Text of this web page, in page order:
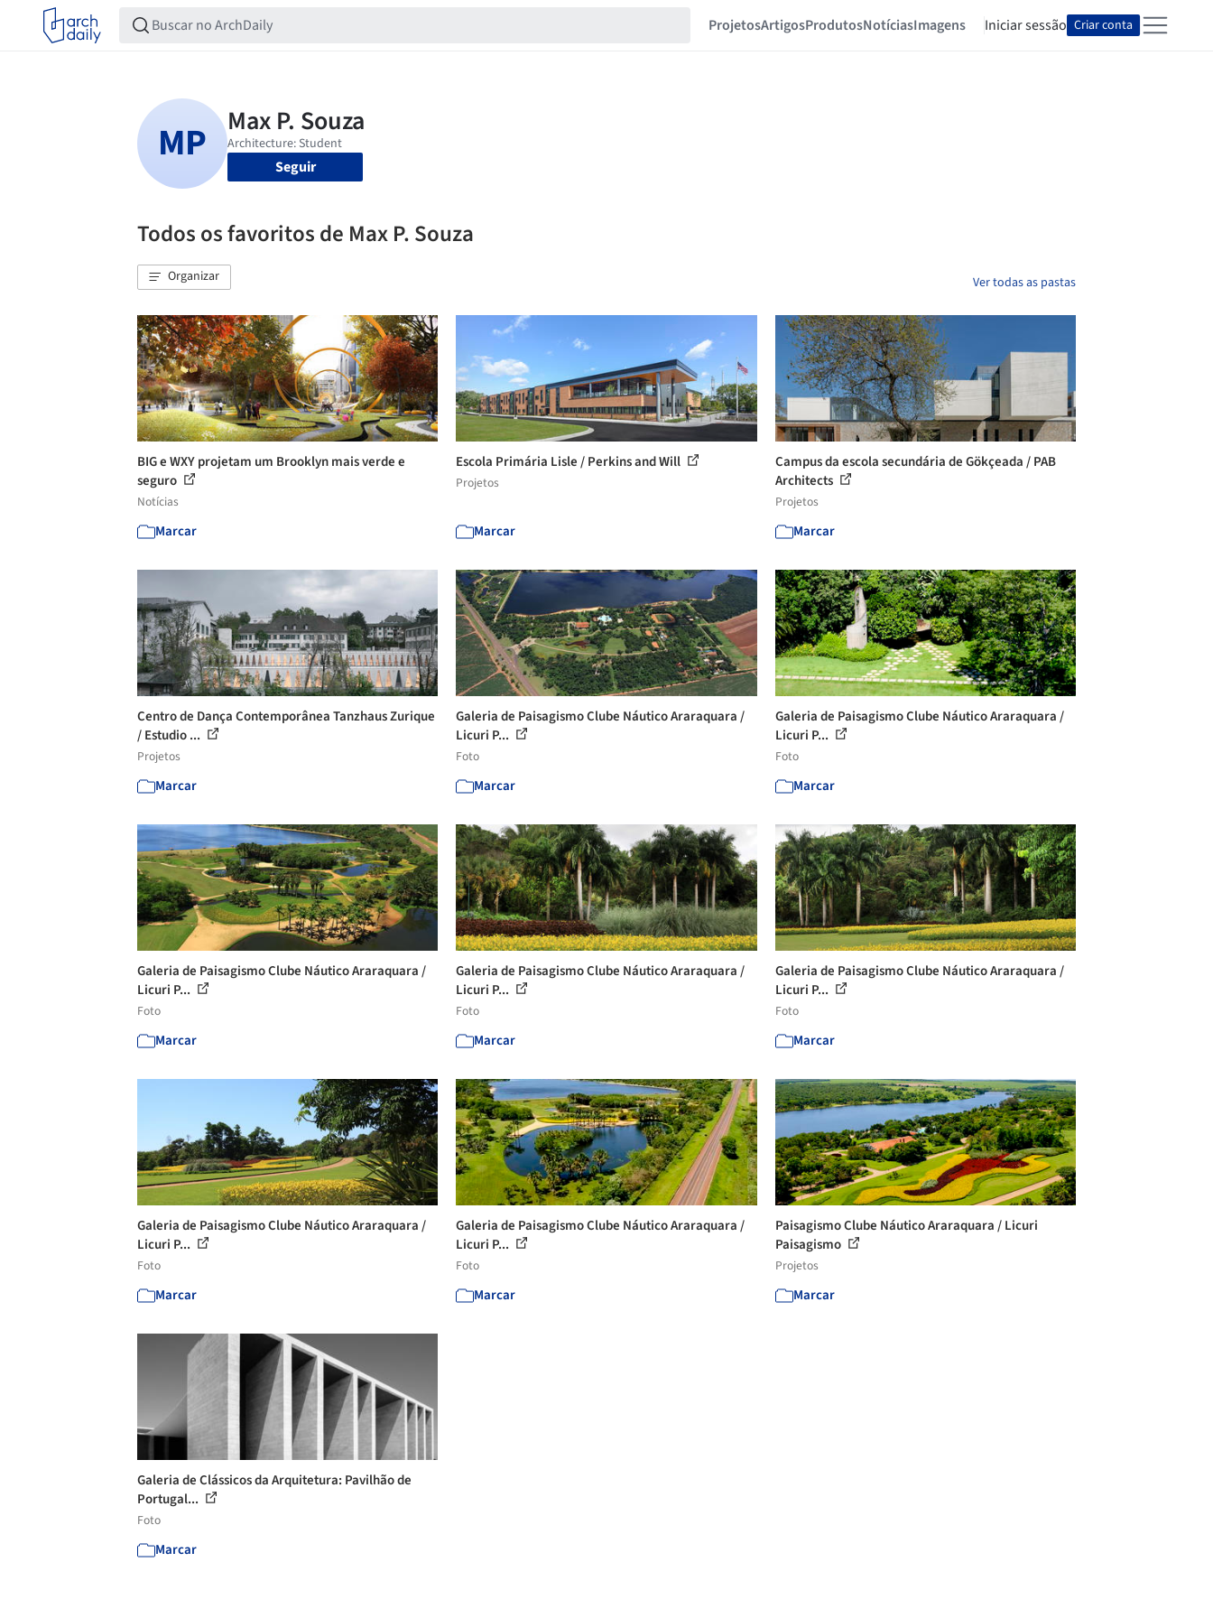
ProjetosArtigosProdutosNotíciasImagens Iniciar sessão Criar conta
Seguir
Todos os favoritos de Max P. Souza
Organizar Ver todas as pastas
BIG e WXY projetam um Brooklyn mais verde e
seguro
Notícias
Marcar
Escola Primária Lisle / Perkins and Will
Projetos
Marcar
Campus da escola secundária de Gökçeada / PAB
Architects
Projetos
Marcar
Centro de Dança Contemporânea Tanzhaus Zurique
/ Estudio ...
Projetos
Marcar
Galeria de Paisagismo Clube Náutico Araraquara /
Licuri P...
Foto
Marcar
Galeria de Paisagismo Clube Náutico Araraquara /
Licuri P...
Foto
Marcar
Galeria de Paisagismo Clube Náutico Araraquara /
Licuri P...
Foto
Marcar
Galeria de Paisagismo Clube Náutico Araraquara /
Licuri P...
Foto
Marcar
Galeria de Paisagismo Clube Náutico Araraquara /
Licuri P...
Foto
Marcar
Galeria de Paisagismo Clube Náutico Araraquara /
Licuri P...
Foto
Marcar
Galeria de Paisagismo Clube Náutico Araraquara /
Licuri P...
Foto
Marcar
Paisagismo Clube Náutico Araraquara / Licuri
Paisagismo
Projetos
Marcar
Galeria de Clássicos da Arquitetura: Pavilhão de
Portugal...
Foto
Marcar